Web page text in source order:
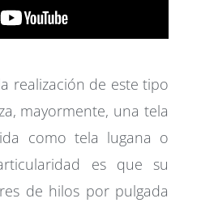
realización de este tipo
mayormente, una tela
como tela lugana o
es que su
de hilos por pulgada